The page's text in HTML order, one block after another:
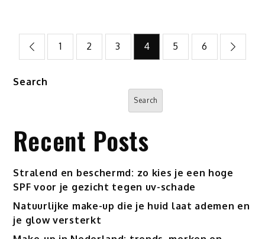
Posts
pagination
1 2 3 4 5 6
Search
Search
Recent Posts
Stralend en beschermd: zo kies je een hoge
SPF voor je gezicht tegen uv-schade
Natuurlijke make-up die je huid laat ademen en
je glow versterkt